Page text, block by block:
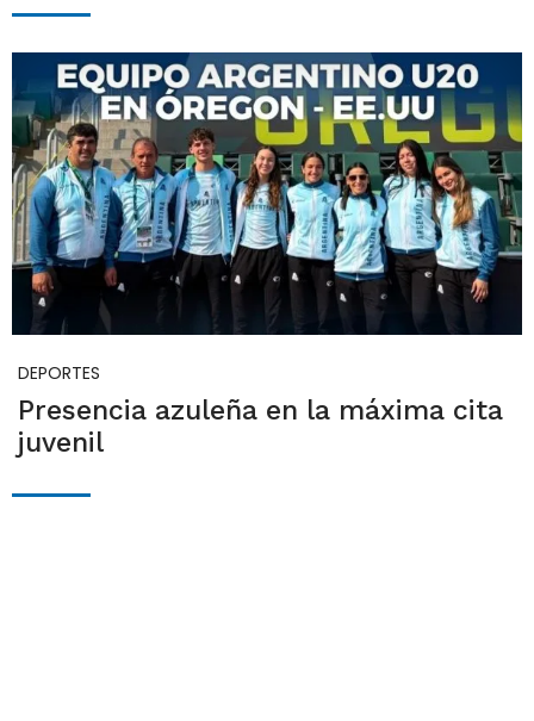
DEPORTES
Presencia azuleña en la máxima cita
juvenil